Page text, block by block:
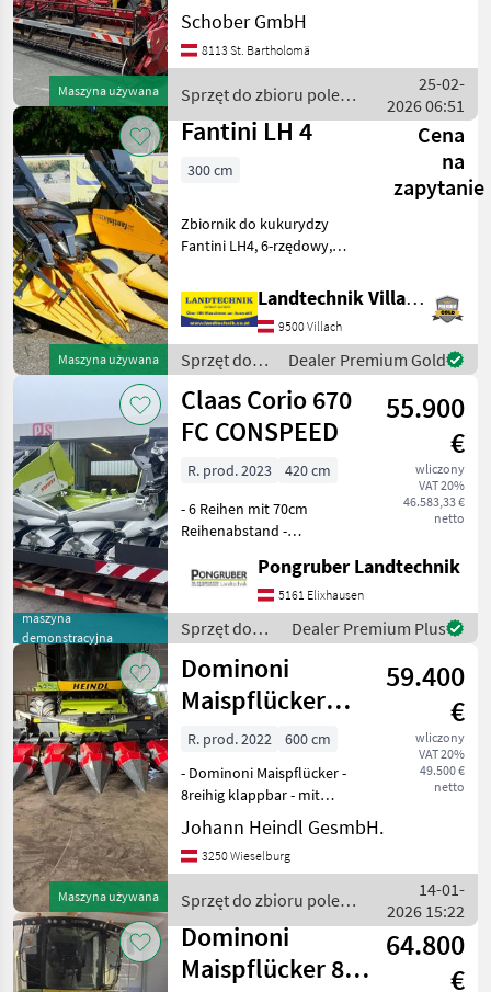
Maszyna używana
Klappschneidwerk
Grainstar 6 Meter
Haspelantrieb Hydraulisch
Schneidwerk Adapter auch
für Claas mögl
Schober GmbH
8113 St. Bartholomä
Sprzęt do zbioru pole
uprawne / Geringhoff
25-02-
2026 06:51
Maszyna używana
Fantini LH 4
Cena
na
zapytanie
300 cm
Zbiornik do kukurydzy
Fantini LH4, 6-rzędowy,
75 cm, osłony z tworzywa
sztucznego, regulowane
płyty podające, z
rozdrabniaczem, zebrano
ok.
Landtechnik Villach GmbH
9500 Villach
Sprzęt do
zbioru pole
uprawne /
Fantini
Dealer Premium Gold
maszyna
demonstracyjna
Claas Corio 670
FC CONSPEED
55.900
€
wliczony
VAT 20%
46.583,33 €
netto
R. prod. 2023
420 cm
- 6 Reihen mit 70cm
Reihenabstand -
Hybridwalzen -
Stoppelknicker -
Gegenschneide-Kit -
Spritzblech über
Einzugswalze - Gelenkwelle
- T
Pongruber Landtechnik
5161 Elixhausen
Sprzęt do
zbioru pole
uprawne /
Claas
Dealer Premium Plus
Maszyna używana
Dominoni
Maispflücker
SL978BG
59.400
€
wliczony
VAT 20%
49.500 €
netto
R. prod. 2022
600 cm
- Dominoni Maispflücker -
8reihig klappbar - mit
Unterbauhäcksler -
Ölbadantrieb und hintere
Kupplungen -
Lagermaisschnecke rechts
und
Johann Heindl GesmbH.
3250 Wieselburg
Sprzęt do zbioru pole
uprawne / Dominoni
14-01-
2026 15:22
Dominoni
Maispflücker 8
64.800
€